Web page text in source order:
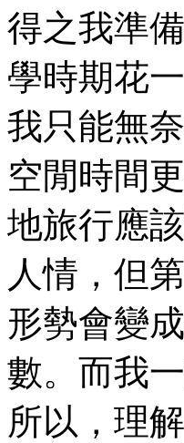
得之我準
學時期花
我只能無
空閒時間
地旅行應
人情，但
形勢會變
數。而我
所以，理